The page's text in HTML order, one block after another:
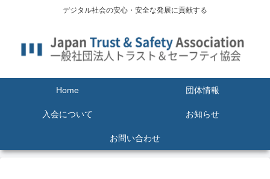
デジタル社会の安心・安全な発展に貢献する
Home 団体情報
入会について お知らせ
お問い合わせ